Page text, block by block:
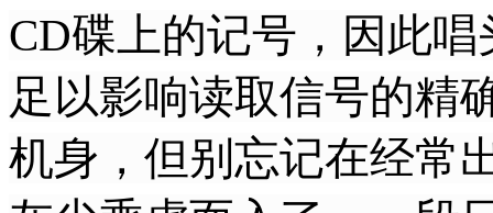
CD碟上的记号，因此
足以影响读取信号的精
机身，但别忘记在经常